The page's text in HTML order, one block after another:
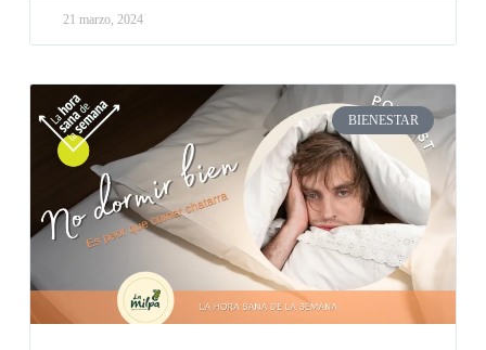
21 marzo, 2024
BIENESTAR